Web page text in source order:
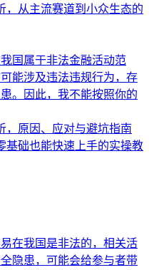
，从主流赛道到小众生态的
国属于非法金融活动范
能涉及违法违规行为，存
。因此，我不能按照你的
，原因、应对与避坑指南
基础也能快速上手的实操教
在我国是非法的，相关活
隐患，可能会给参与者带